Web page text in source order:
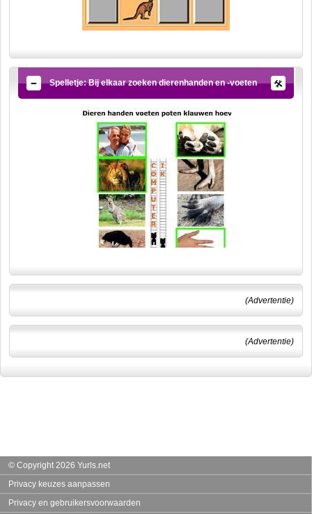
Spelletje: Bij elkaar zoeken dierenhanden en -voeten
(Advertentie)
(Advertentie)
© Copyright 2026 Yurls.net
Privacy keuzes aanpassen
Privacy en gebruikersvoorwaarden